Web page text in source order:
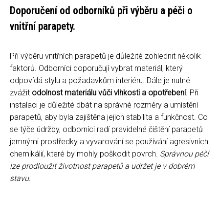
Doporučení od odborníků při výběru a péči o
vnitřní parapety.
Při výběru vnitřních parapetů je důležité zohlednit několik
faktorů. Odborníci doporučují vybrat materiál, který
odpovídá stylu a požadavkům interiéru. Dále je nutné
zvážit odolnost materiálu vůči vlhkosti a opotřebení. Při
instalaci je důležité dbát na správné rozměry a umístění
parapetů, aby byla zajištěna jejich stabilita a funkčnost. Co
se týče údržby, odborníci radí pravidelné čištění parapetů
jemnými prostředky a vyvarování se používání agresivních
chemikálií, které by mohly poškodit povrch. Správnou péčí
lze prodloužit životnost parapetů a udržet je v dobrém
stavu.